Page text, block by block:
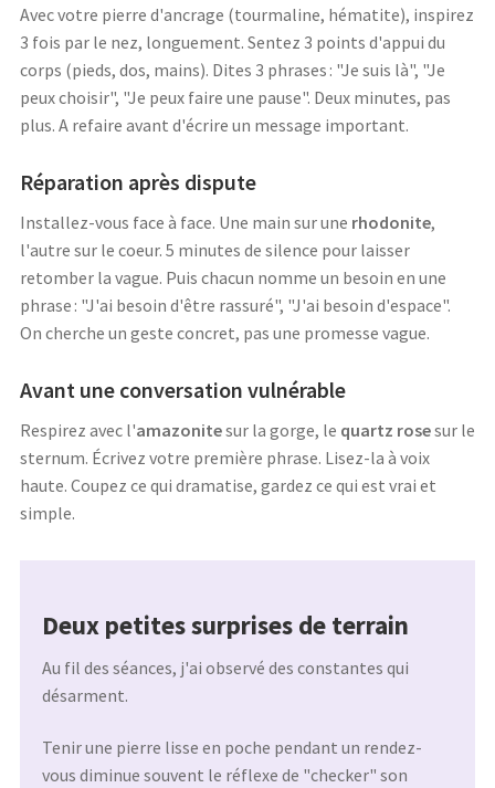
Avec votre pierre d'ancrage (tourmaline, hématite), inspirez
3 fois par le nez, longuement. Sentez 3 points d'appui du
corps (pieds, dos, mains). Dites 3 phrases : "Je suis là", "Je
peux choisir", "Je peux faire une pause". Deux minutes, pas
plus. A refaire avant d'écrire un message important.
Réparation après dispute
Installez-vous face à face. Une main sur une rhodonite,
l'autre sur le coeur. 5 minutes de silence pour laisser
retomber la vague. Puis chacun nomme un besoin en une
phrase : "J'ai besoin d'être rassuré", "J'ai besoin d'espace".
On cherche un geste concret, pas une promesse vague.
Avant une conversation vulnérable
Respirez avec l'amazonitesur la gorge, le quartz rosesur le
sternum. Écrivez votre première phrase. Lisez-la à voix
haute. Coupez ce qui dramatise, gardez ce qui est vrai et
simple.
Deux petites surprises de terrain
Au fil des séances, j'ai observé des constantes qui
désarment.
Tenir une pierre lisse en poche pendant un rendez-
vous diminue souvent le réflexe de "checker" son